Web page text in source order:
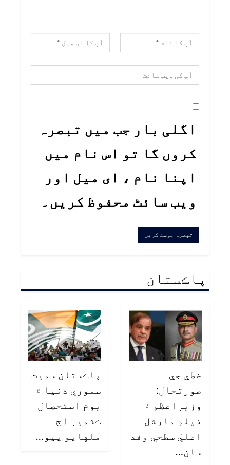
اگلی بار جب میں تبصرہ
کروں گا تو اس نام میں
اپنا نام ، ای میل اور
ویب سائٹ محفوظ کریں۔
پاڪستان
خطي جي
صورتحال:
وزيراعظم ۽
فيلڊ مارشل
اعليٰ سطحي وفد
سان…
پاڪستان سميت
سموري دنيا ۾
يوم استحصال
ڪشمير اڄ
ملهايو پيو…